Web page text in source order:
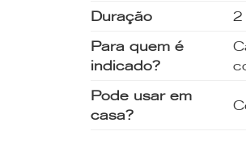
Duração 2
Para quem é
indicado?
Pode usar em
casa?